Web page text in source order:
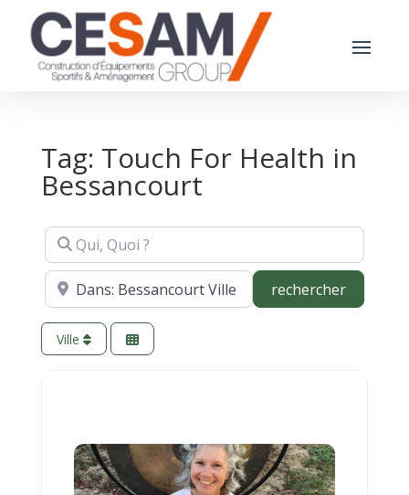
Tag: Touch For Health in
Bessancourt
Qui, Quoi ?
Où ? rechercher
Ville